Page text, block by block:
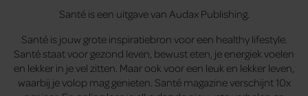
Santé is een uitgave van Audax Publishing.
Santé is jouw grote inspiratiebron voor een healthy lifestyle.
Santé staat voor gezond leven, bewust eten, je energiek voelen
en lekker in je vel zitten. Maar ook voor een leuk en lekker leven,
waarbij je volop mag genieten. Santé magazine verschijnt 10x